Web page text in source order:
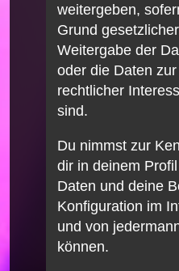
weitergeben,
Grund
Weitergabe der
oder die Daten
rechtlicher
sind.
Du nimmst zur
dir in deinem
Daten und deine
Konfiguration im
und von
können.